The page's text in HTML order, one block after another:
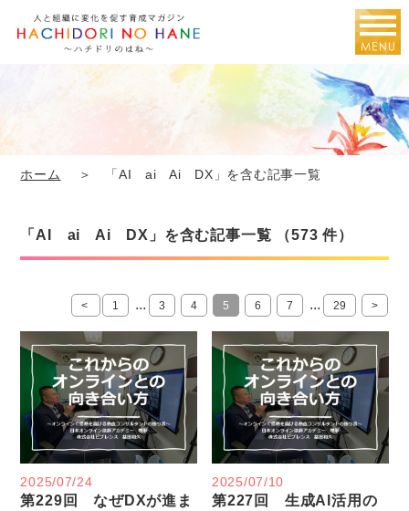
ホーム ＞ 「AI ai Ai DX」を含む記事一覧
「AI ai Ai DX」を含む記事一覧 （573 件）
< 1 ... 3 4 5 6 7 ... 29 >
2025/07/24
第229回 なぜDXが進ま
2025/07/10
第227回 生成AI活用の